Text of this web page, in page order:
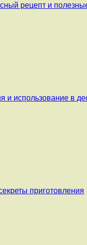
рецепт и
и использование в
приготовления